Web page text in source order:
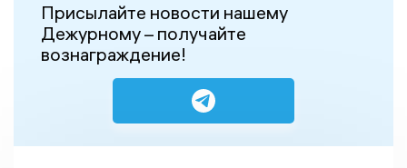
Присылайте новости нашему
Дежурному – получайте
вознаграждение!